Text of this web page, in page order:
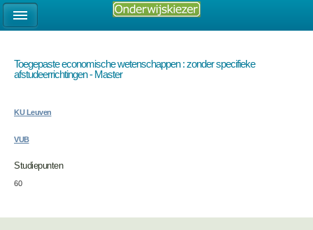
Toegepaste economische wetenschappen : zonder specifieke
afstudeerrichtingen - Master
KU Leuven
VUB
Studiepunten
60